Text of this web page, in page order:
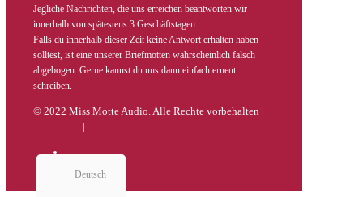
Jegliche Nachrichten, die uns erreichen beantworten wir
innerhalb von spätestens 3 Geschäftstagen.
Falls du innerhalb dieser Zeit keine Antwort erhalten haben
solltest, ist eine unserer Briefmotten wahrscheinlich falsch
abgebogen. Gerne kannst du uns dann einfach erneut
schreiben.
© 2022 Miss Motte Audio. Alle Rechte vorbehalten |
|
Deutsch